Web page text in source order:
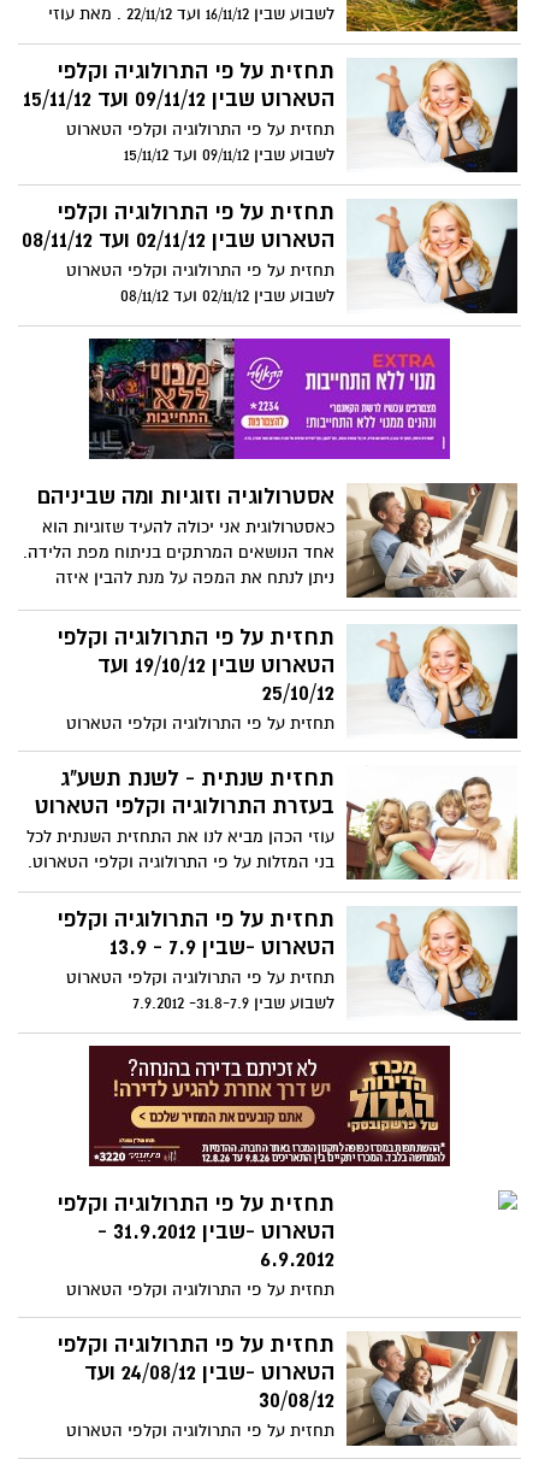
לשבוע שבין 16/11/12 ועד 22/11/12 . מאת עוזי
הכוהן, תורת קלפי הטארוט לפי המקורות
הקבליים וברוח חכמת התודעה והגישה
היהודית.
תחזית על פי התרולוגיה וקלפי
הטארוט שבין 09/11/12 ועד 15/11/12
תחזית על פי התרולוגיה וקלפי הטארוט
לשבוע שבין 09/11/12 ועד 15/11/12
תחזית על פי התרולוגיה וקלפי
הטארוט שבין 02/11/12 ועד 08/11/12
תחזית על פי התרולוגיה וקלפי הטארוט
לשבוע שבין 02/11/12 ועד 08/11/12
אסטרולוגיה וזוגיות ומה שביניהם
כאסטרולוגית אני יכולה להעיד שזוגיות הוא
אחד הנושאים המרתקים בניתוח מפת הלידה.
ניתן לנתח את המפה על מנת להבין איזה
נמצא בזוגיות או לעשות מפת השוואה בין שני
בני זוג שהם במערכת יחסים אבל רוצים לשפר
את הקיים או נמצאים בהתלבטות אם להיפרד
או להישאר ביחד.
תחזית על פי התרולוגיה וקלפי
הטארוט שבין 19/10/12 ועד
25/10/12
תחזית על פי התרולוגיה וקלפי הטארוט
לשבוע שבין 19/10/12 ועד 25/10/12
תחזית שנתית - לשנת תשע"ג
בעזרת התרולוגיה וקלפי הטארוט
עוזי הכהן מביא לנו את התחזית השנתית לכל
בני המזלות על פי התרולוגיה וקלפי הטארוט.
תחזית על פי התרולוגיה וקלפי
הטארוט -שבין 7.9 - 13.9
תחזית על פי התרולוגיה וקלפי הטארוט
לשבוע שבין 31.8-7.9- 7.9.2012
תחזית על פי התרולוגיה וקלפי
הטארוט -שבין 31.9.2012 -
6.9.2012
תחזית על פי התרולוגיה וקלפי הטארוט
לשבוע שבין 31.8-7.9- 6.9.2012
תחזית על פי התרולוגיה וקלפי
הטארוט -שבין 24/08/12 ועד
30/08/12
תחזית על פי התרולוגיה וקלפי הטארוט